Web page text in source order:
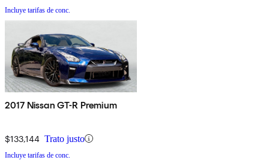
Incluye tarifas de conc.
2017 Nissan GT-R Premium
$133,144 Trato justo
Incluye tarifas de conc.